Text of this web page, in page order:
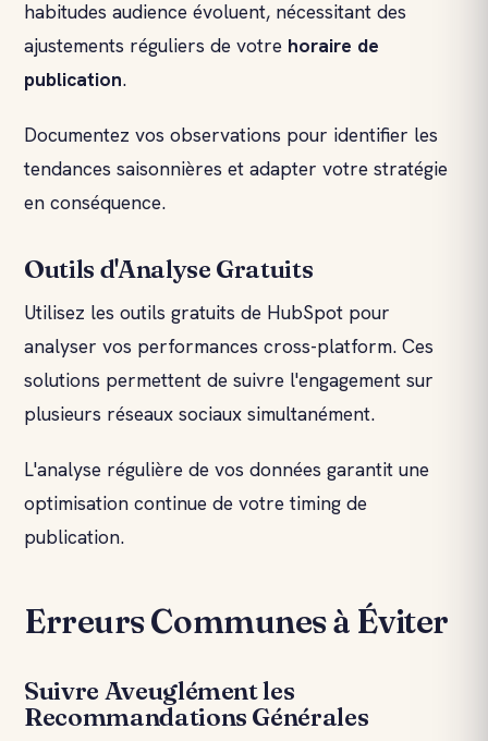
habitudes audience évoluent, nécessitant des
ajustements réguliers de votre horaire de
publication.
Documentez vos observations pour identifier les
tendances saisonnières et adapter votre stratégie
en conséquence.
Outils d'Analyse Gratuits
Utilisez les outils gratuits de HubSpot pour
analyser vos performances cross-platform. Ces
solutions permettent de suivre l'engagement sur
plusieurs réseaux sociaux simultanément.
L'analyse régulière de vos données garantit une
optimisation continue de votre timing de
publication.
Erreurs Communes à Éviter
Suivre Aveuglément les
Recommandations Générales